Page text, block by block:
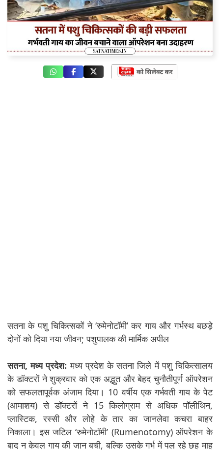
सतना के पशु चिकित्सकों ने ‘रुमेनोटॉमी’ कर गाय और गर्भस्थ बछड़े
दोनों को दिया नया जीवन; पशुपालक की मार्मिक अपील
सतना, मध्य प्रदेश: मध्य प्रदेश के सतना जिले में पशु चिकित्सालय
के डॉक्टरों ने शुक्रवार को एक अद्भुत और बेहद चुनौतीपूर्ण ऑपरेशन
को सफलतापूर्वक अंजाम दिया। 10 वर्षीय एक गर्भवती गाय के पेट
(आमाशय) से डॉक्टरों ने 15 किलोग्राम से अधिक पॉलीथिन,
प्लास्टिक, रस्सी और लोहे के तार का जानलेवा कचरा बाहर
निकाला। इस जटिल ‘रुमेनोटॉमी’ (Rumenotomy) ऑपरेशन के
बाद न केवल गाय की जान बची, बल्कि उसके गर्भ में पल रहे छह माह